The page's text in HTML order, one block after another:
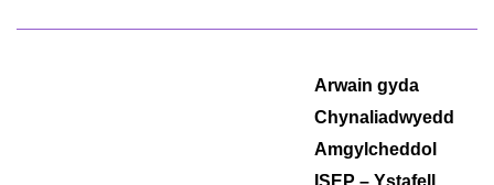
Arwain gyda
Chynaliadwyedd
Amgylcheddol